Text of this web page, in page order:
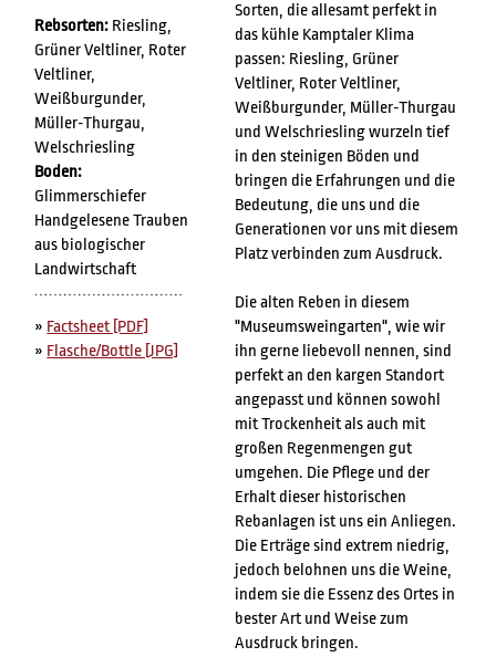
Rebsorten: Riesling,
Grüner Veltliner, Roter
Veltliner,
Weißburgunder,
Müller-Thurgau,
Welschriesling
Boden:
Glimmerschiefer
Handgelesene Trauben
aus biologischer
Landwirtschaft
» Factsheet [PDF]
» Flasche/Bottle [JPG]
Sorten, die allesamt perfekt in
das kühle Kamptaler Klima
passen: Riesling, Grüner
Veltliner, Roter Veltliner,
Weißburgunder, Müller-Thurgau
und Welschriesling wurzeln tief
in den steinigen Böden und
bringen die Erfahrungen und die
Bedeutung, die uns und die
Generationen vor uns mit diesem
Platz verbinden zum Ausdruck.
Die alten Reben in diesem
"Museumsweingarten", wie wir
ihn gerne liebevoll nennen, sind
perfekt an den kargen Standort
angepasst und können sowohl
mit Trockenheit als auch mit
großen Regenmengen gut
umgehen. Die Pflege und der
Erhalt dieser historischen
Rebanlagen ist uns ein Anliegen.
Die Erträge sind extrem niedrig,
jedoch belohnen uns die Weine,
indem sie die Essenz des Ortes in
bester Art und Weise zum
Ausdruck bringen.